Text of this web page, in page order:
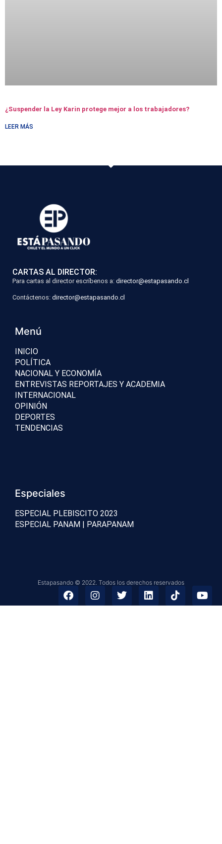
¿Suspender la Ley Karin protege mejor a los trabajadores?
LEER MÁS
CARTAS AL DIRECTOR:
Para cartas al director escríbenos a: director@estapasando.cl
Contáctenos: director@estapasando.cl
Menú
INICIO
POLÍTICA
NACIONAL Y ECONOMÍA
ENTREVISTAS REPORTAJES Y ACADEMIA
INTERNACIONAL
OPINIÓN
DEPORTES
TENDENCIAS
Especiales
ESPECIAL PLEBISCITO 2023
ESPECIAL PANAM | PARAPANAM
Estapasando © 2022. Todos los derechos reservados